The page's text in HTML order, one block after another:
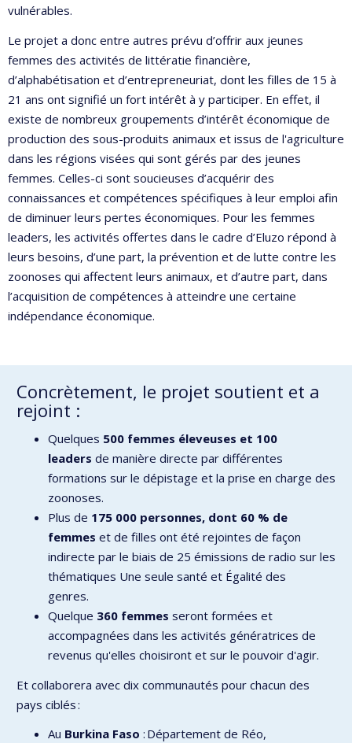
vulnérables.
Le projet a donc entre autres prévu d’offrir aux jeunes
femmes des activités de littératie financière,
d’alphabétisation et d’entrepreneuriat, dont les filles de 15 à
21 ans ont signifié un fort intérêt à y participer. En effet, il
existe de nombreux groupements d’intérêt économique de
production des sous-produits animaux et issus de l'agriculture
dans les régions visées qui sont gérés par des jeunes
femmes. Celles-ci sont soucieuses d’acquérir des
connaissances et compétences spécifiques à leur emploi afin
de diminuer leurs pertes économiques. Pour les femmes
leaders, les activités offertes dans le cadre d’Eluzo répond à
leurs besoins, d’une part, la prévention et de lutte contre les
zoonoses qui affectent leurs animaux, et d’autre part, dans
l’acquisition de compétences à atteindre une certaine
indépendance économique.
Concrètement, le projet soutient et a
rejoint :
Quelques 500 femmes éleveuses et 100
leaders de manière directe par différentes
formations sur le dépistage et la prise en charge des
zoonoses.
Plus de 175 000 personnes, dont 60 % de
femmes et de filles ont été rejointes de façon
indirecte par le biais de 25 émissions de radio sur les
thématiques Une seule santé et Égalité des
genres.
Quelque 360 femmes seront formées et
accompagnées dans les activités génératrices de
revenus qu'elles choisiront et sur le pouvoir d'agir.
Et collaborera avec dix communautés pour chacun des
pays ciblés :
Au Burkina Faso : Département de Réo,